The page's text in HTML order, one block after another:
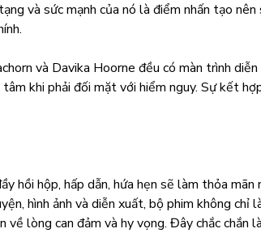
và sức mạnh của nó là điểm nhấn tạo nên
và Davika Hoorne đều có màn trình diễn
khi phải đối mặt với hiểm nguy. Sự kết
hồi hộp, hấp dẫn, hứa hẹn sẽ làm thỏa mãn
hình ảnh và diễn xuất, bộ phim không chỉ
về lòng can đảm và hy vọng. Đây chắc chắn